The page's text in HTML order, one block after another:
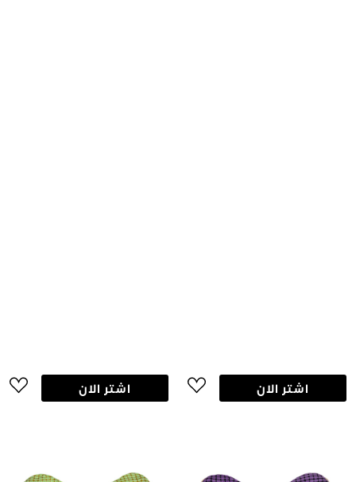
اشتر الان اشتر الان